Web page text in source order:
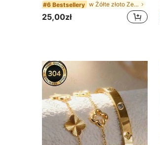
#6 Bestsellery w Żółte złoto Zestawy bransoletek damskich
25,00zł